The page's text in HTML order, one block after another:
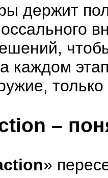
держит
каждом
только
–
»